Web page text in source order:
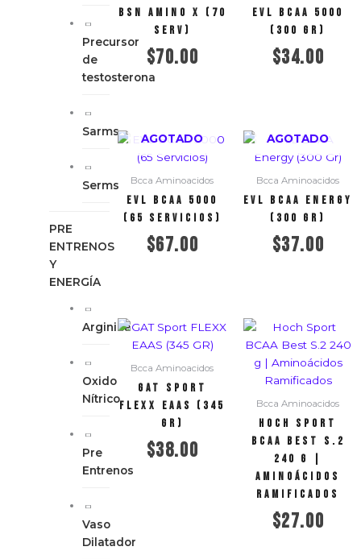
Precursor
de
testosterona
Sarms
Serms
PRE
ENTRENOS
Y
ENERGÍA
Arginina
Oxido
Nítrico
Pre
Entrenos
Vaso
Dilatador
BSN Amino X (70
serv)
$70.00
EVL BCAA 5000
(300 GR)
$34.00
AGOTADO
Bcca Aminoacidos
EVL BCAA 5000
(65 Servicios)
$67.00
AGOTADO
Bcca Aminoacidos
EVL BCAA Energy
(300 Gr)
$37.00
Bcca Aminoacidos
GAT Sport
FLEXX EAAS (345
GR)
$38.00
Bcca Aminoacidos
Hoch Sport
BCAA Best S.2
240 g |
Aminoácidos
Ramificados
$27.00